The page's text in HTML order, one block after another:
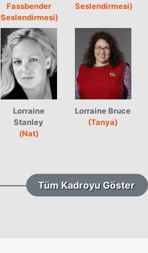
Fassbender
Seslendirmesi)
Seslendirmesi)
Lorraine
Stanley
(Nat)
Lorraine Bruce
(Tanya)
Tüm Kadroyu Göster